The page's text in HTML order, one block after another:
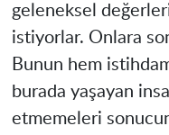
geleneksel
istiyorlar. Onlara
Bunun hem
burada yaşayan
etmemeleri